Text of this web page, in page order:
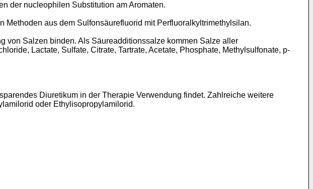
der nucleophilen Substitution am Aromaten.
aus dem Sulfonsäurefluorid mit Perfluoralkyltrimethylsilan.
von Salzen binden. Als Säureadditionssalze kommen Salze aller
Lactate, Sulfate, Citrate, Tartrate, Acetate, Phosphate, Methylsulfonate, p-
Diuretikum in der Therapie Verwendung findet. Zahlreiche weitere
oder Ethylisopropylamilorid.